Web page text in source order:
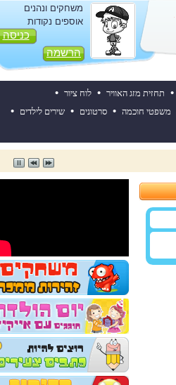
משחקים ונהנים
אוספים נקודות
כניסה
הרשמה
• תחזית מזג האוויר • לוח ציור •
משפטי חוכמה • סרטונים • שירים לילדים •